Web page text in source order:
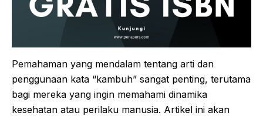
Pemahaman yang mendalam tentang arti dan
penggunaan kata “kambuh” sangat penting, terutama
bagi mereka yang ingin memahami dinamika
kesehatan atau perilaku manusia. Artikel ini akan